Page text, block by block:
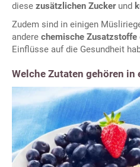
diese zusätzlichen Zuckerund
Zudem sind in einigen
andere chemische Zusatzstoffe
Einflüsse auf die Gesundheit
Welche Zutaten gehören